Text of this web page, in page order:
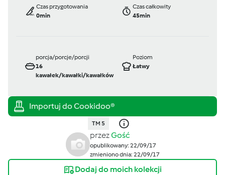
Czas przygotowania
0min
Czas całkowity
45min
porcja/porcje/porcji
16
kawałek/kawałki/kawałków
Poziom
Łatwy
TM 5
przezGość
opublikowany: 22/09/17
zmieniono dnia: 22/09/17
Dodaj do moich kolekcji